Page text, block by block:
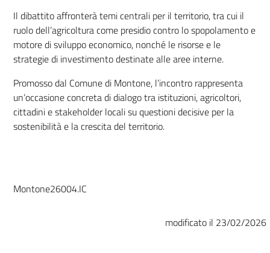
Il dibattito affronterà temi centrali per il territorio, tra cui il
ruolo dell’agricoltura come presidio contro lo spopolamento e
motore di sviluppo economico, nonché le risorse e le
strategie di investimento destinate alle aree interne.
Promosso dal Comune di Montone, l’incontro rappresenta
un’occasione concreta di dialogo tra istituzioni, agricoltori,
cittadini e stakeholder locali su questioni decisive per la
sostenibilità e la crescita del territorio.
Montone26004.IC
modificato il 23/02/2026